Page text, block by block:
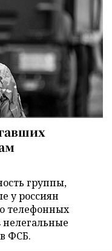
группы,
у россиян
телефонных
ФСБ.